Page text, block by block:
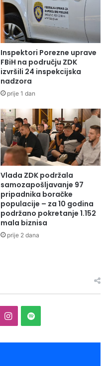
Inspektori Porezne uprave
FBiH na području ZDK
izvršili 24 inspekcijska
nadzora
prije 1 dan
Vlada ZDK podržala
samozapošljavanje 97
pripadnika boračke
populacije – za 10 godina
podržano pokretanje 1.152
mala biznisa
prije 2 dana
Instagram
Spotify